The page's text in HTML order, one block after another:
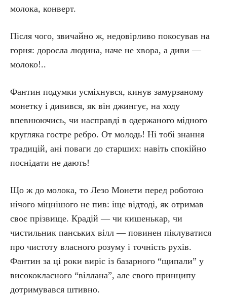
молока, конверт.
Після чого, звичайно ж, недовірливо покосував на
горня: доросла людина, наче не хвора, а диви —
молоко!..
Фантин подумки усміхнувся, кинув замурзаному
монетку і дивився, як він джингує, на ходу
впевнюючись, чи насправді в одержаного мідного
кругляка гостре ребро. От молодь! Ні тобі знання
традицій, ані поваги до старших: навіть спокійно
поснідати не дають!
Що ж до молока, то Лезо Монети перед роботою
нічого міцнішого не пив: іще відтоді, як отримав
своє прізвище. Крадій — чи кишенькар, чи
чистильник панських вілл — повинен піклуватися
про чистоту власного розуму і точність рухів.
Фантин за ці роки виріс із базарного “щипали” у
висококласного “віллана”, але свого принципу
дотримувався штивно.